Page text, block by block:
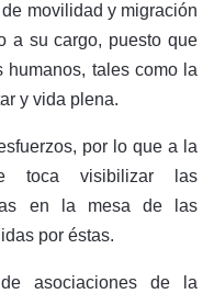
movilidad y migración
a su cargo, puesto que
humanos, tales como la
y vida plena.
por lo que a la
toca visibilizar las
en la mesa de las
por éstas.
asociaciones de la